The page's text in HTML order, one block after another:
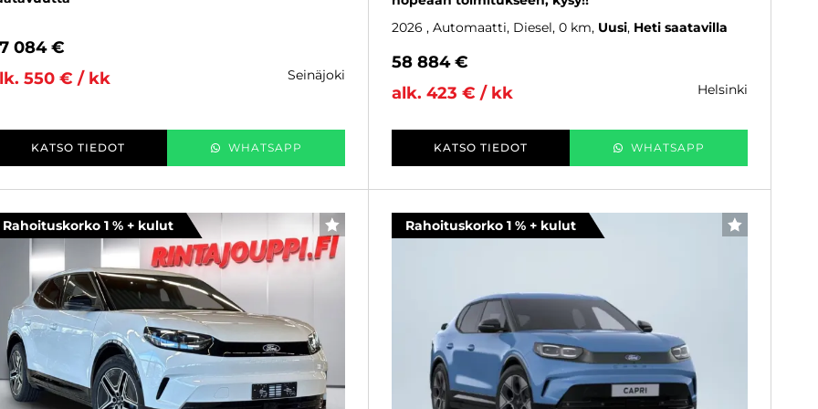
084 €
550 € / kk
seinäjoki
KATSO TIEDOT WHATSAPP
2026 , Automaatti, Diesel, 0 km Uusi Heti saatavilla
58 884 €
alk. 423 € / kk
helsinki
KATSO TIEDOT WHATSAPP
Rahoituskorko 1 % + kulut SUOSIKKI Rahoituskorko 1 % + kulut SUOSIKKI